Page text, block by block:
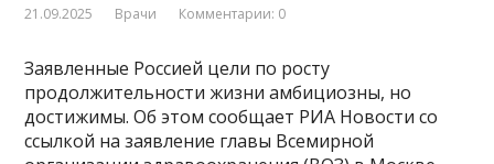
21.09.2025 Врачи Комментарии: 0
Заявленные Россией цели по росту
продолжительности жизни амбициозны, но
достижимы. Об этом сообщает РИА Новости со
ссылкой на заявление главы Всемирной